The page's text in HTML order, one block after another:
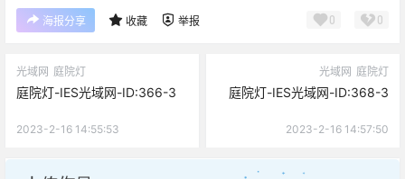
海报分享 收藏 举报 0 0
光域网 庭院灯
庭院灯-IES光域网-ID:366-3
2023-2-16 14:55:53
光域网 庭院灯
庭院灯-IES光域网-ID:368-3
2023-2-16 14:57:50